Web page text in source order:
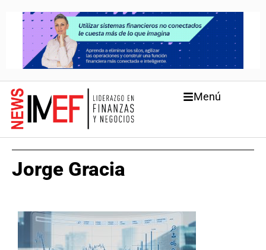
Menú
Jorge Gracia